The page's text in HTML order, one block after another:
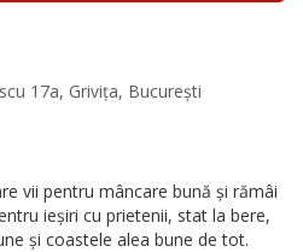
17a, Grivița, București
vii pentru mâncare bună și rămâi
ieșiri cu prietenii, stat la bere,
și coastele alea bune de tot.